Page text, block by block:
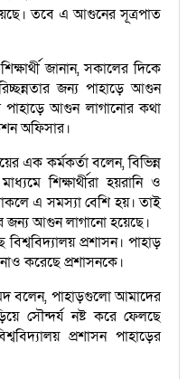
তবে এ আগুনের সূত্রপাত
জানান, সকালের দিকে
জন্য পাহাড়ে আগুন
পাহাড়ে আগুন লাগানোর কথা
অফিসার।
এক কর্মকর্তা বলেন, বিভিন্ন
শিক্ষার্থীরা হয়রানি ও
এ সমস্যা বেশি হয়। তাই
জন্য আগুন লাগানো হয়েছে।
প্রশাসন। পাহাড়
করেছে প্রশাসনকে।
বলেন, পাহাড়গুলো আমাদের
সৌন্দর্য নষ্ট করে ফেলছে
প্রশাসন পাহাড়ের